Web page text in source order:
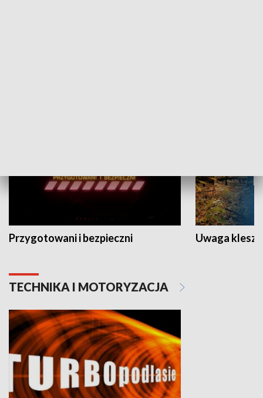
Przygotowani i bezpieczni Uwaga
TECHNIKA I MOTORYZACJA